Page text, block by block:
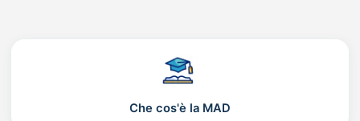
Che cos'è la MAD